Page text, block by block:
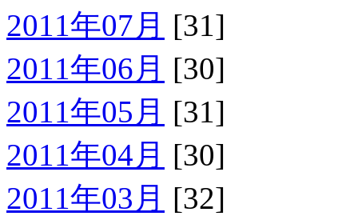
2011年07月 [31]
2011年06月 [30]
2011年05月 [31]
2011年04月 [30]
2011年03月 [32]